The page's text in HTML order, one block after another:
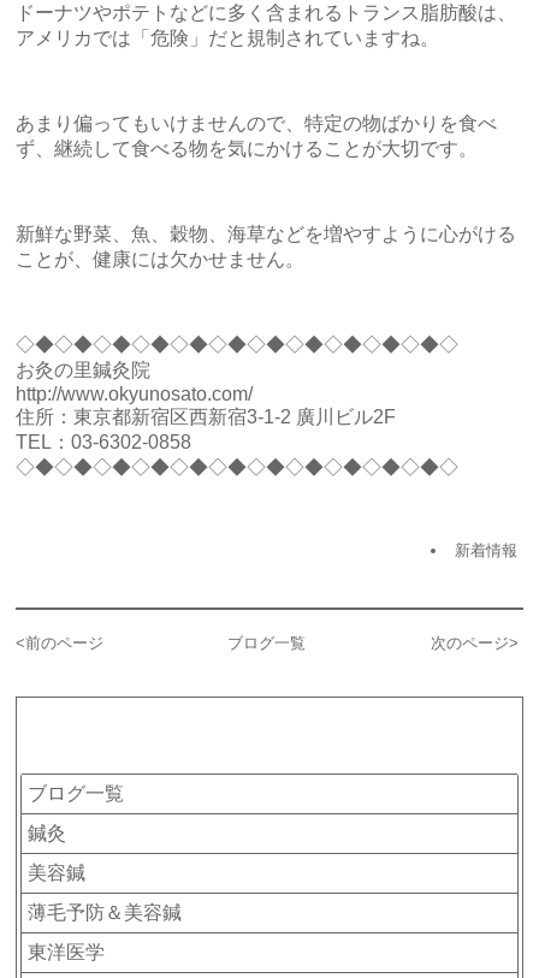
ドーナツやポテトなどに多く含まれるトランス脂肪酸は、
アメリカでは「危険」だと規制されていますね。
あまり偏ってもいけませんので、特定の物ばかりを食べ
ず、継続して食べる物を気にかけることが大切です。
新鮮な野菜、魚、穀物、海草などを増やすように心がける
ことが、健康には欠かせません。
◇◆◇◆◇◆◇◆◇◆◇◆◇◆◇◆◇◆◇◆◇◆◇
お灸の里鍼灸院
http://www.okyunosato.com/
住所：東京都新宿区西新宿3-1-2 廣川ビル2F
TEL： 03-6302-0858
◇◆◇◆◇◆◇◆◇◆◇◆◇◆◇◆◇◆◇◆◇◆◇
新着情報
<前のページ ブログ一覧 次のページ>
ブログ一覧
鍼灸
美容鍼
薄毛予防＆美容鍼
東洋医学